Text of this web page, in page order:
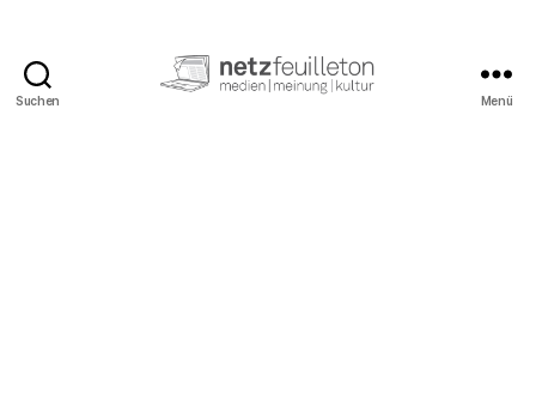
Suchen Menü